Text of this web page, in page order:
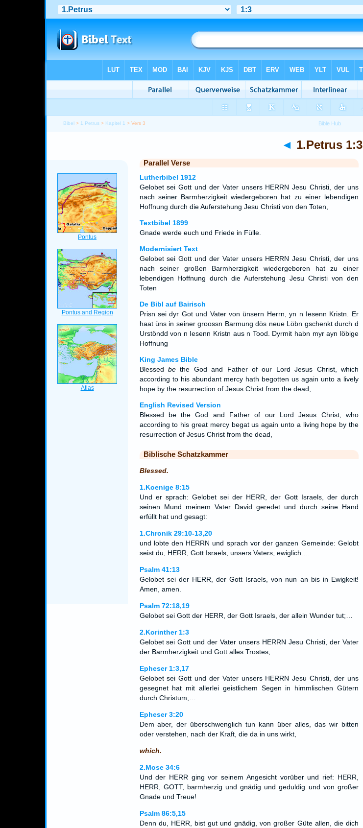
Bibel > 1.Petrus > Kapitel 1 > Vers 3
◄ 1.Petrus 1:3
Parallel Verse
Lutherbibel 1912
Gelobet sei Gott und der Vater unsers HERRN Jesu Christi, der uns
nach seiner Barmherzigkeit wiedergeboren hat zu einer lebendigen
Hoffnung durch die Auferstehung Jesu Christi von den Toten,
Textbibel 1899
Gnade werde euch und Friede in Fülle.
Modernisiert Text
Gelobet sei Gott und der Vater unsers HERRN Jesu Christi, der uns
nach seiner großen Barmherzigkeit wiedergeboren hat zu einer
lebendigen Hoffnung durch die Auferstehung Jesu Christi von den
Toten
De Bibl auf Bairisch
Prisn sei dyr Got und Vater von ünsern Herrn, yn n Iesenn Kristn. Er
haat üns in seiner groossn Barmung dös neue Löbn gschenkt durch d
Urstöndd von n Iesenn Kristn aus n Tood. Dyrmit habn myr ayn löbige
Hoffnung
King James Bible
Blessed bethe God and Father of our Lord Jesus Christ, which
according to his abundant mercy hath begotten us again unto a lively
hope by the resurrection of Jesus Christ from the dead,
English Revised Version
Blessed be the God and Father of our Lord Jesus Christ, who
according to his great mercy begat us again unto a living hope by the
resurrection of Jesus Christ from the dead,
Biblische Schatzkammer
Blessed.
1.Koenige 8:15
Und er sprach: Gelobet sei der HERR, der Gott Israels, der durch
seinen Mund meinem Vater David geredet und durch seine Hand
erfüllt hat und gesagt:
1.Chronik 29:10-13,20
und lobte den HERRN und sprach vor der ganzen Gemeinde: Gelobt
seist du, HERR, Gott Israels, unsers Vaters, ewiglich.…
Psalm 41:13
Gelobet sei der HERR, der Gott Israels, von nun an bis in Ewigkeit!
Amen, amen.
Psalm 72:18,19
Gelobet sei Gott der HERR, der Gott Israels, der allein Wunder tut;…
2.Korinther 1:3
Gelobet sei Gott und der Vater unsers HERRN Jesu Christi, der Vater
der Barmherzigkeit und Gott alles Trostes,
Epheser 1:3,17
Gelobet sei Gott und der Vater unsers HERRN Jesu Christi, der uns
gesegnet hat mit allerlei geistlichem Segen in himmlischen Gütern
durch Christum;…
Epheser 3:20
Dem aber, der überschwenglich tun kann über alles, das wir bitten
oder verstehen, nach der Kraft, die da in uns wirkt,
which.
2.Mose 34:6
Und der HERR ging vor seinem Angesicht vorüber und rief: HERR,
HERR, GOTT, barmherzig und gnädig und geduldig und von großer
Gnade und Treue!
Psalm 86:5,15
Denn du, HERR, bist gut und gnädig, von großer Güte allen, die dich